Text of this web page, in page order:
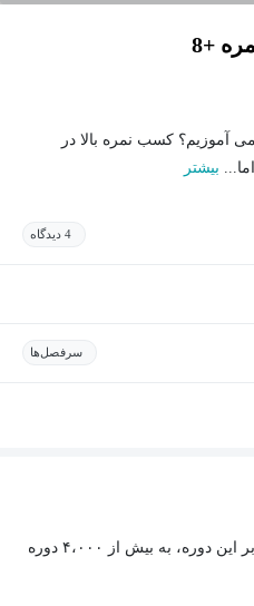
+8
آموزیم؟ کسب نمره بالا در
بیشتر
4 دیدگاه
سرفصل‌ها
با خرید اشتراک مکتب‌پلاس، علاوه بر این دوره، به بیش از ۴،۰۰۰ دوره